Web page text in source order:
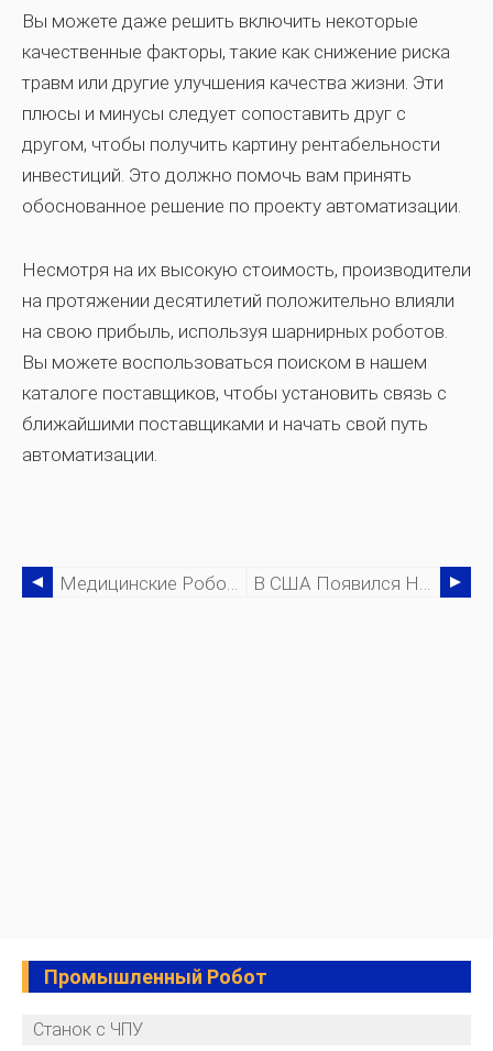
Вы можете даже решить включить некоторые
качественные факторы, такие как снижение риска
травм или другие улучшения качества жизни. Эти
плюсы и минусы следует сопоставить друг с
другом, чтобы получить картину рентабельности
инвестиций. Это должно помочь вам принять
обоснованное решение по проекту автоматизации.
Несмотря на их высокую стоимость, производители
на протяжении десятилетий положительно влияли
на свою прибыль, используя шарнирных роботов.
Вы можете воспользоваться поиском в нашем
каталоге поставщиков, чтобы установить связь с
ближайшими поставщиками и начать свой путь
автоматизации.
Промышленный Робот
Станок с ЧПУ